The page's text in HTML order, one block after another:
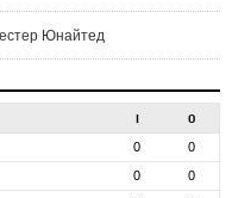
Юнайтед
І О
0
0
0
0